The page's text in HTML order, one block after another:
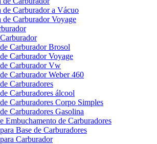
de Carburador a Vácuo
de Carburador Voyage
Carburador Brosol
Carburador Voyage
Carburador Vw
Carburador Weber 460
Carburadores
Carburadores álcool
Carburadores Corpo Simples
Carburadores Gasolina
Embuchamento de Carburadores
Base de Carburadores
Carburador